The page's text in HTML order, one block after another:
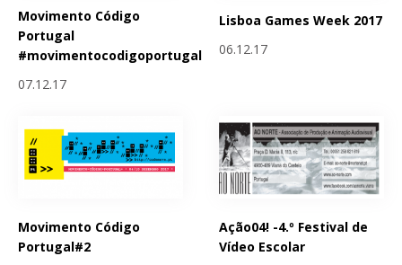
Movimento Código
Portugal
#movimentocodigoportugal
07.12.17
Lisboa Games Week 2017
06.12.17
Movimento Código
Portugal#2
Ação04! -4.º Festival de
Vídeo Escolar